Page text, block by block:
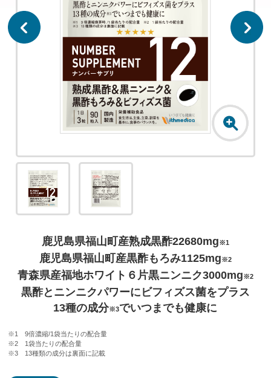
鹿児島県福山町産熟成黒酢22680mg※1
鹿児島県福山町産黒酢もろみ1125mg※2
青森県産福地ホワイト６片黒ニンニク3000mg※2
黒酢とニンニクパワーにビフィズス菌をプラス
13種の成分※3でいつまでも健康に
※1 9倍濃縮/1袋当たりの配合量
※2 1袋当たりの配合量
※3 13種類の成分は裏面に記載